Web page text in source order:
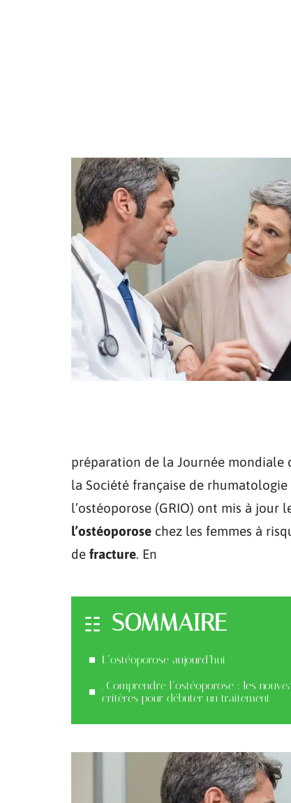
préparation de la Journée mondiale
la Société française de
l’ostéoporose (GRIO) ont mis à jour
l’ostéoporose chez les femmes à
de fracture. En
SOMMAIRE
L’ostéoporose aujourd’hui
, Comprendre l’ostéoporose : les
critères pour débuter un traitement